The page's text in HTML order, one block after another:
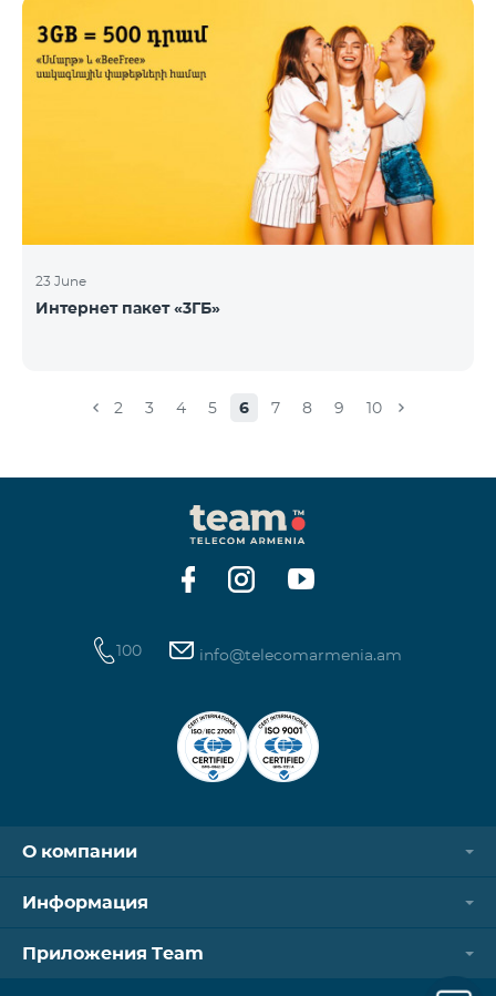
23 June
Интернет пакет «3ГБ»
2 3 4 5 6 7 8 9 10
100 info@telecomarmenia.am
О компании
Информация
Приложения Team